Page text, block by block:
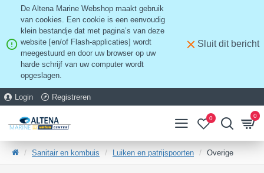
De Altena Marine Webshop maakt gebruik
van cookies. Een cookie is een eenvoudig
klein bestandje dat met pagina’s van deze
website [en/of Flash-applicaties] wordt
meegestuurd en door uw browser op uw
harde schrijf van uw computer wordt
opgeslagen.
Sluit dit bericht
Login Registreren
0 0
Sanitair en kombuis Luiken en patrijspoorten Overige